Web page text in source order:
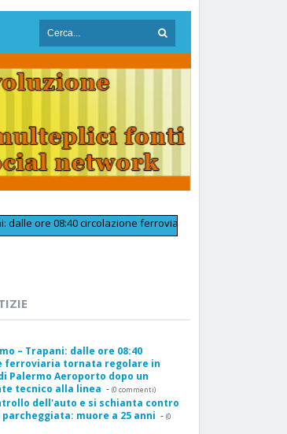
08:40 circolazione ferroviaria tornata regolare in
– Trapani: dalle ore 08:40
ferroviaria tornata regolare in
Palermo Aeroporto dopo un
tecnico alla linea - (0 commenti)
dell'auto e si schianta contro
muore a 25 anni - (0